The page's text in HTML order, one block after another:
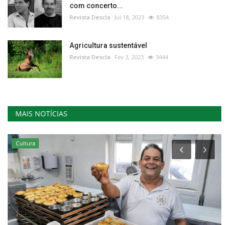
com concerto...
Revista Descla Jul 18, 2023 8354
Agricultura sustentável
Revista Descla Fev 3, 2023 9444
MAIS NOTÍCIAS
Cultura